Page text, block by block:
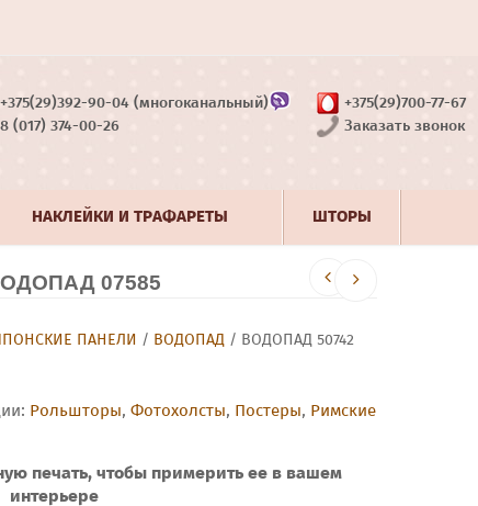
+375(29)392-90-04 (многоканальный)
8 (017) 374-00-26
+375(29)700-77-67
Заказать звонок
НАКЛЕЙКИ И ТРАФАРЕТЫ ШТОРЫ
07585
ПАНЕЛИ / ВОДОПАД / ВОДОПАД 50742
Рольшторы, Фотохолсты, Постеры, Римские
печать, чтобы примерить ее в вашем
интерьере